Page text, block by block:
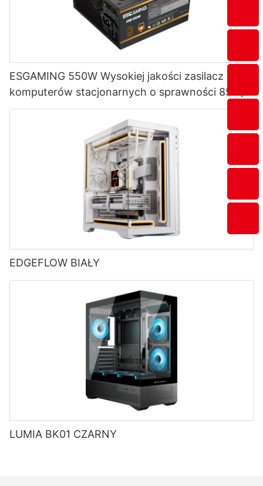
ESGAMING 550W Wysokiej jakości zasilacz do
komputerów stacjonarnych o sprawności 85%,
80+ Bronze ESB550W
EDGEFLOW BIAŁY
LUMIA BK01 CZARNY